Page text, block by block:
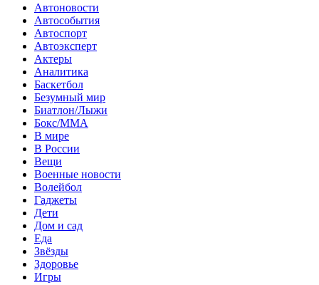
Автоновости
Автособытия
Автоспорт
Автоэксперт
Актеры
Аналитика
Баскетбол
Безумный мир
Биатлон/Лыжи
Бокс/MMA
В мире
В России
Вещи
Военные новости
Волейбол
Гаджеты
Дети
Дом и сад
Еда
Звёзды
Здоровье
Игры